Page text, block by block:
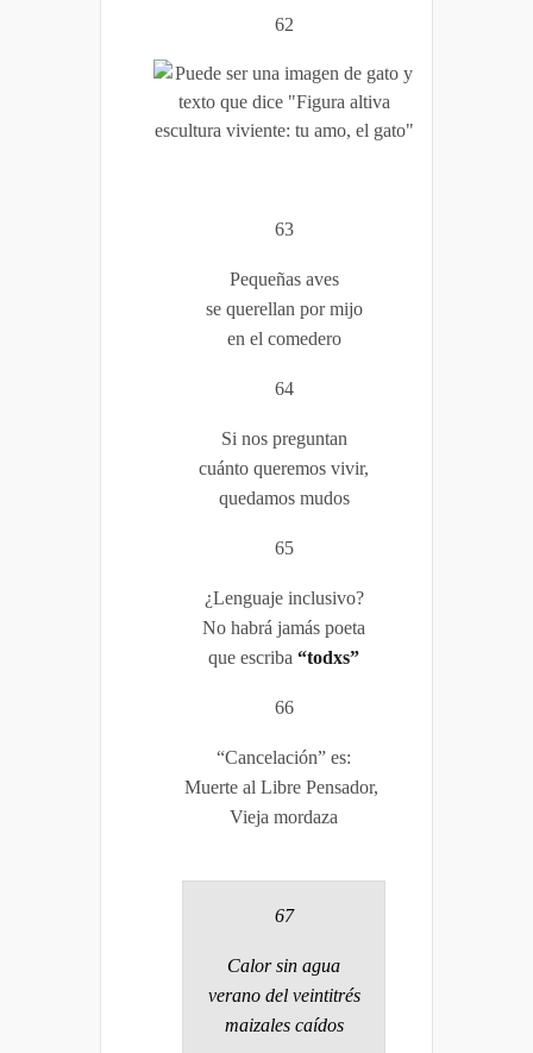
62
63
Pequeñas aves
se querellan por mijo
en el comedero
64
Si nos preguntan
cuánto queremos vivir,
quedamos mudos
65
¿Lenguaje inclusivo?
No habrá jamás poeta
que escriba “todxs”
66
“Cancelación” es:
Muerte al Libre Pensador,
Vieja mordaza
67
Calor sin agua
verano del veintitrés
maizales caídos